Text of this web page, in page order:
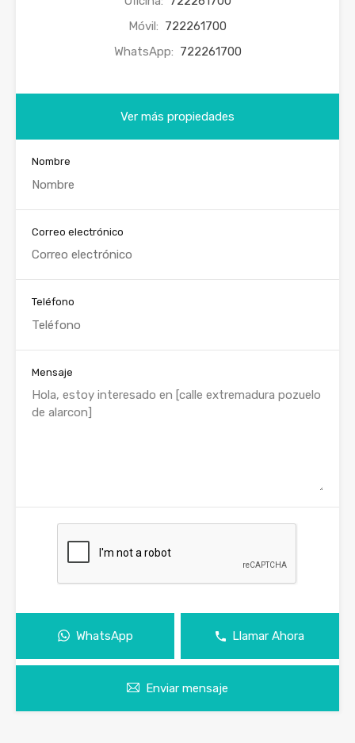
Móvil: 722261700
WhatsApp: 722261700
Ver más propiedades
Nombre
Correo electrónico
Teléfono
Mensaje
WhatsApp Llamar Ahora
Enviar mensaje